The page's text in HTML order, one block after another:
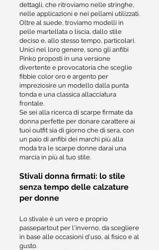
dettagli, che ritroviamo nelle stringhe,
nelle applicazioni e nei pellami utilizzati.
Oltre al suede, troviamo modelli in
pelle martellata o liscia, dallo stile
deciso e, allo stesso tempo, particolari.
Unici nel loro genere, sono gli anfibi
Pinko proposti in una versione
divertente e provocatoria che sceglie
fibbie color oro e argento per
impreziosire un modello dalla punta
tonda e una classica allacciatura
frontale.
Se sei alla ricerca di scarpe firmate da
donna perfette per donare carattere ai
tuoi outfit sia di giorno che di sera, con
un paio di anfibi dei marchi più alla
moda tra le scarpe donne darai una
marcia in più al tuo stile.
Stivali donna firmati: lo stile
senza tempo delle calzature
per donne
Lo stivale è un vero e proprio
passepartout per l'inverno, da scegliere
in base alle occasioni d'uso, al fisico e al
gusto.